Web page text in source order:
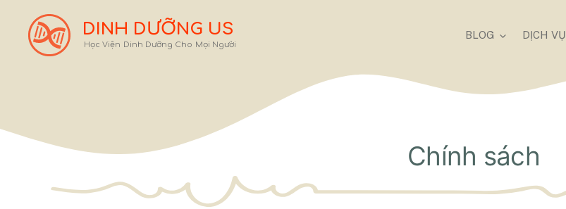
DINH DƯỠNG US
Học Viện Dinh Dưỡng Cho Mọi Người
BLOG DỊCH VỤ
Chính sách